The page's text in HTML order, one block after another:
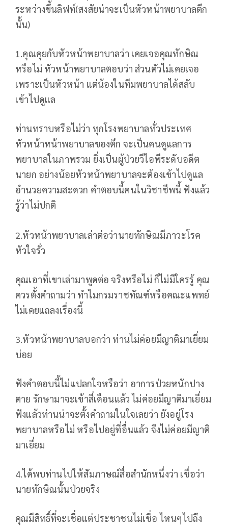
ระหว่างขึ้นลิฟท์(สงสัยน่าจะเป็นหัวหน้าพยาบาลตึก
นั้น)
1.คุณคุยกับหัวหน้าพยาบาลว่า เคยเจอคุณทักษิณ
หรือไม่ หัวหน้าพยาบาลตอบว่า ส่วนตัวไม่เคยเจอ
เพราะเป็นหัวหน้า แต่น้องในทีมพยาบาลได้สลับ
เข้าไปดูแล
ท่านทราบหรือไม่ว่า ทุกโรงพยาบาลทั่วประเทศ
หัวหน้าหน้าพยาบาลของตึก จะเป็นคนดูแลการ
พยาบาลในภาพรวม ยิ่งเป็นผู้ป่วยวีไอพีระดับอดีต
นายก อย่างน้อยหัวหน้าพยาบาลจะต้องเข้าไปดูแล
อำนวยความสะดวก คำตอบนี้คนในวิชาชีพนี้ ฟังแล้ว
รู้ว่าไม่ปกติ
2.หัวหน้าพยาบาลเล่าต่อว่านายทักษิณมีภาวะโรค
หัวใจรั่ว
คุณเอาที่เขาเล่ามาพูดต่อ จริงหรือไม่ ก็ไม่มีใครรู้ คุณ
ควรตั้งคำถามว่า ทำไมกรมราชทัณฑ์หรือคณะแพทย์
ไม่เคยแถลงเรื่องนี้
3.หัวหน้าพยาบาลบอกว่า ท่านไม่ค่อยมีญาติมาเยี่ยม
บ่อย
ฟังคำตอบนี้ไม่แปลกใจหรือว่า อาการป่วยหนักปาง
ตาย รักษามาจะเข้าสี่เดือนแล้ว ไม่ค่อยมีญาติมาเยี่ยม
ฟังแล้วท่านน่าจะตั้งคำถามในใจเลยว่า ยังอยู่โรง
พยาบาลหรือไม่ หรือไปอยู่ที่อื่นแล้ว จึงไม่ค่อยมีญาติ
มาเยี่ยม
4.ได้พบท่านไปให้สัมภาษณ์สื่อสำนักหนึ่งว่า เชื่อว่า
นายทักษิณนั้นป่วยจริง
คุณมีสิทธิ์ที่จะเชื่อแต่ประชาชนไม่เชื่อ ไหนๆไปถึง